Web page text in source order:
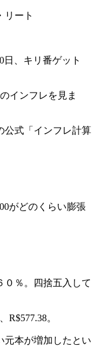
リート
日、キリ番ゲット
インフレを見ま
公式「インフレ計算
がどのくらい膨張
０％。四捨五入して
R$577.38。
元本が増加したとい